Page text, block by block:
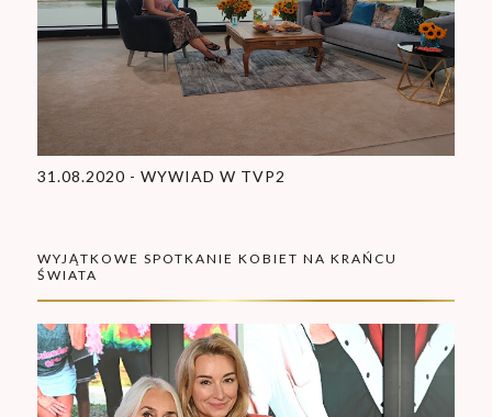
31.08.2020 - WYWIAD W TVP2
WYJĄTKOWE SPOTKANIE KOBIET NA KRAŃCU
ŚWIATA